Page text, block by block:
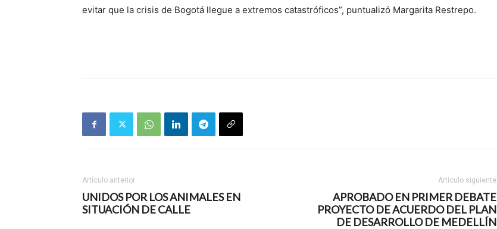
evitar que la crisis de Bogotá llegue a extremos catastróficos”, puntualizó Margarita Restrepo.
Artículo anterior
UNIDOS POR LOS ANIMALES EN
SITUACIÓN DE CALLE
Artículo siguiente
APROBADO EN PRIMER DEBATE
PROYECTO DE ACUERDO DEL PLAN
DE DESARROLLO DE MEDELLÍN